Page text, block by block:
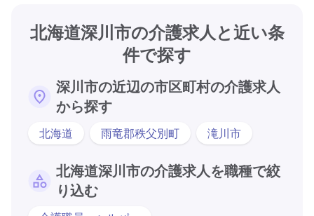
北海道深川市の介護求人と近い条
件で探す
深川市の近辺の市区町村の介護求人
から探す
北海道 雨竜郡秩父別町 滝川市
北海道深川市の介護求人を職種で絞
り込む